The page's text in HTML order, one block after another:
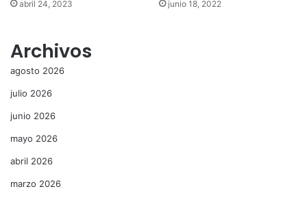
abril 24, 2023 junio 18, 2022
Archivos
agosto 2026
julio 2026
junio 2026
mayo 2026
abril 2026
marzo 2026